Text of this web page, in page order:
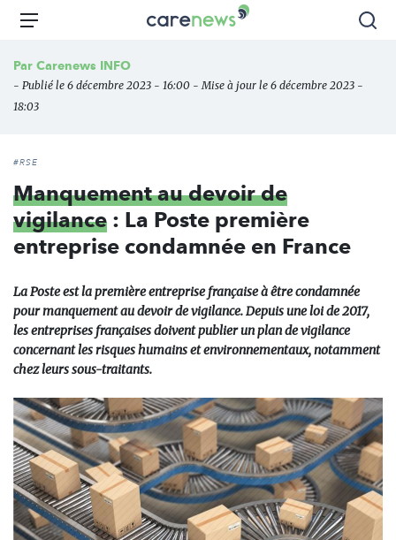
Aller
principal
Carenews,
des
Menu
Par Carenews INFO
- Publié le 6 décembre 2023 - 16:00 - Mise à jour le 6 décembre 2023 -
18:03
#RSE
Manquement au devoir de
vigilance : La Poste première
entreprise condamnée en France
La Poste est la première entreprise française à être condamnée
pour manquement au devoir de vigilance. Depuis une loi de 2017,
les entreprises françaises doivent publier un plan de vigilance
concernant les risques humains et environnementaux, notamment
chez leurs sous-traitants.